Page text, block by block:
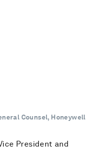
Counsel, Honeywell
President and